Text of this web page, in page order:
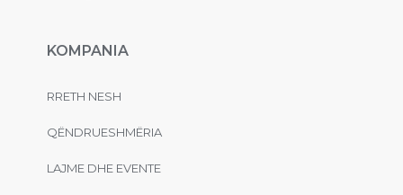
KOMPANIA
RRETH NESH
QËNDRUESHMËRIA
LAJME DHE EVENTE